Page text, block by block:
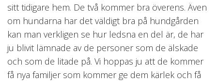
sitt tidigare hem. De två kommer bra överens. Även
om hundarna har det väldigt bra på hundgården
kan man verkligen se hur ledsna en del är, de har
ju blivit lämnade av de personer som de älskade
och som de litade på. Vi hoppas ju att de kommer
få nya familjer som kommer ge dem kärlek och få